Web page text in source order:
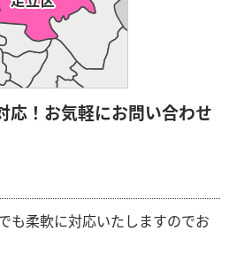
応！お気軽にお問い合わせ
も柔軟に対応いたしますのでお